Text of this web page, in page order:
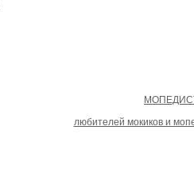
любителей мокиков и